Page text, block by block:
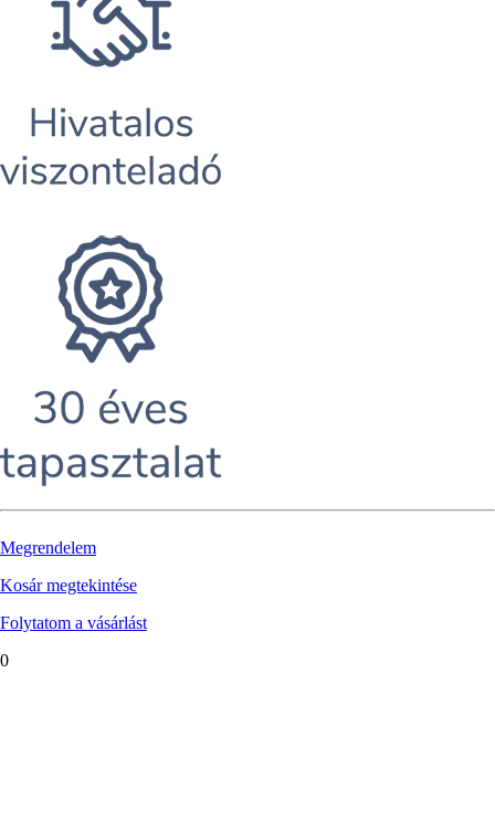
Megrendelem
Kosár megtekintése
Folytatom a vásárlást
0